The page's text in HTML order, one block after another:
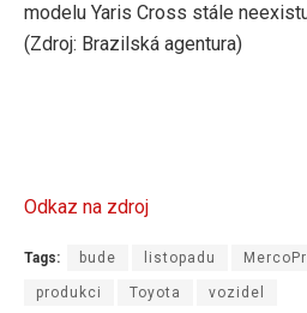
modelu Yaris Cross stále
(Zdroj: Brazilská agentura)
Odkaz na zdroj
Tags: bude listopadu
produkci Toyota vozidel